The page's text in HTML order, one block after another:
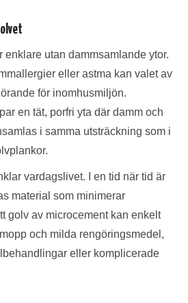
utan dammsamlande ytor.
eller astma kan valet av
för inomhusmiljön.
en tät, porfri yta där damm och
i samma utsträckning som i
vardagslivet. I en tid när tid är
material som minimerar
golv av microcement kan enkelt
och milda rengöringsmedel,
eller komplicerade